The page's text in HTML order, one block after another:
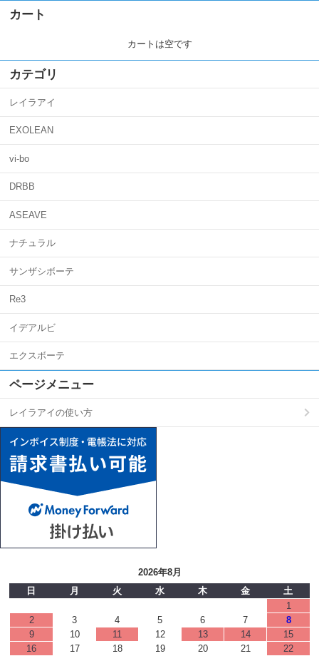
カート
カートは空です
カテゴリ
レイラアイ
EXOLEAN
vi-bo
DRBB
ASEAVE
ナチュラル
サンザシボーテ
Re3
イデアルビ
エクスボーテ
ページメニュー
レイラアイの使い方
2026年8月
日
月 火 水 木 金
土
1
2
3 4 5 6 7
8
9
10 11 12 13 14
15
16
17 18 19 20 21 22